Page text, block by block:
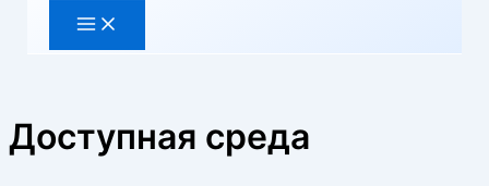
содержимому
Доступная среда